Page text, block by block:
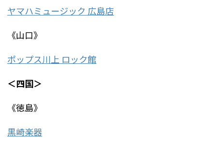
ヤマハミュージック 広島店
《山口》
ポップス川上 ロック館
＜四国＞
《徳島》
黒崎楽器